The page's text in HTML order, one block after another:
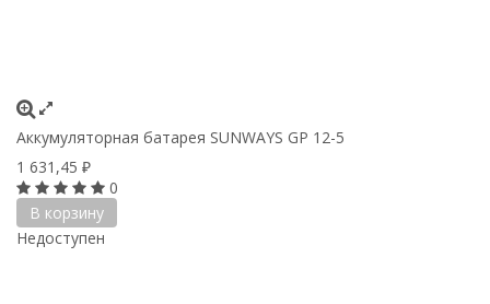
Аккумуляторная батарея SUNWAYS GP 12-5
1 631,45 ₽
0
В корзину
Недоступен